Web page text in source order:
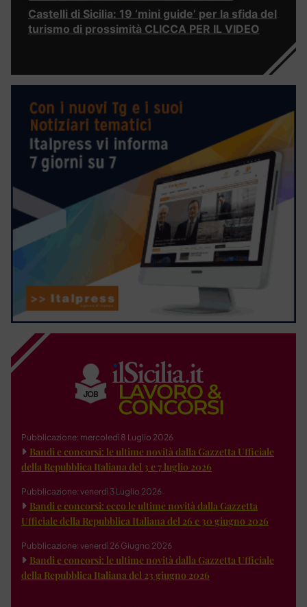
Castelli di Sicilia: 19 ‘mini guide’ per la sfida del
turismo di prossimità CLICCA PER IL VIDEO
Pubblicazione: mercoledì 8 Luglio 2026
Bandi e concorsi: le ultime novità dalla Gazzetta Ufficiale
della Repubblica Italiana del 3 e 7 luglio 2026
Pubblicazione: venerdì 3 Luglio 2026
Bandi e concorsi: ecco le ultime novità dalla Gazzetta
Ufficiale della Repubblica Italiana del 26 e 30 giugno 2026
Pubblicazione: venerdì 26 Giugno 2026
Bandi e concorsi: le ultime novità dalla Gazzetta Ufficiale
della Repubblica Italiana del 23 giugno 2026